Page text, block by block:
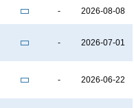
- 2026-08-08
- 2026-07-01
- 2026-06-22